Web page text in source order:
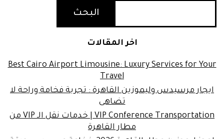
البحث
اخر المقالات
Best Cairo Airport Limousine: Luxury Services for Your
Travel
ايجار مرسيدس وليموزين القاهرة : تجربة فخامة وراحة لا
تضاهى
VIP Conference Transportation | خدمات نقل الـ VIP من
مطار القاهرة